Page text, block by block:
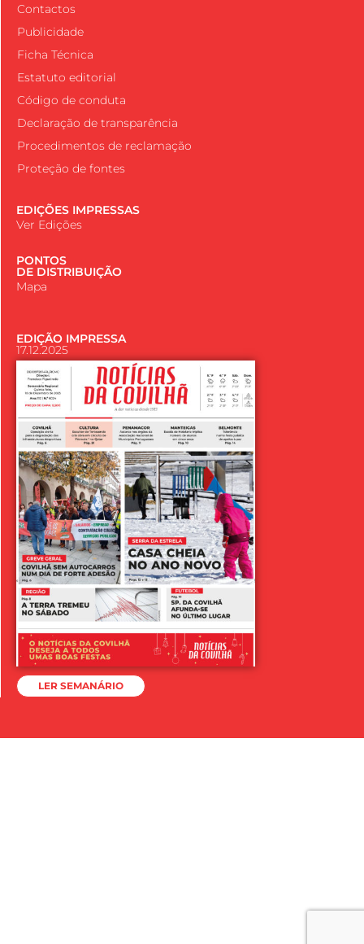
Contactos
Publicidade
Ficha Técnica
Estatuto editorial
Código de conduta
Declaração de transparência
Procedimentos de reclamação
Proteção de fontes
EDIÇÕES IMPRESSAS
Ver Edições
PONTOS
DE DISTRIBUIÇÃO
Mapa
EDIÇÃO IMPRESSA
17.12.2025
LER SEMANÁRIO